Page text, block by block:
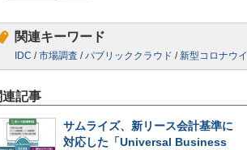
関連キーワード
IDC /市場調査 /パブリッククラウド /新型コロナウ
連記事
サムライズ、新リース会計基準に
対応した「Universal Business